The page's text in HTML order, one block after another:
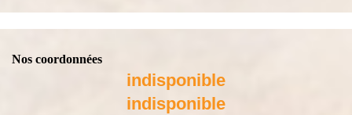
Nos coordonnées
indisponible
indisponible